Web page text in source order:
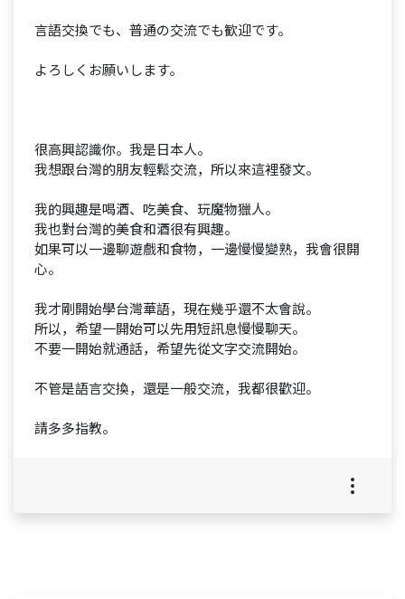
言語交換でも、普通の交流でも歓迎です。
よろしくお願いします。
很高興認識你。我是日本人。
我想跟台灣的朋友輕鬆交流，所以來這裡發文。
我的興趣是喝酒、吃美食、玩魔物獵人。
我也對台灣的美食和酒很有興趣。
如果可以一邊聊遊戲和食物，一邊慢慢變熟，我會很開
心。
我才剛開始學台灣華語，現在幾乎還不太會說。
所以，希望一開始可以先用短訊息慢慢聊天。
不要一開始就通話，希望先從文字交流開始。
不管是語言交換，還是一般交流，我都很歡迎。
請多多指教。